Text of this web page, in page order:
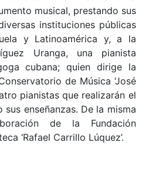
musical, prestando sus
instituciones públicas
y Latinoamérica y, a la
Uranga, una pianista
cubana; quien dirige la
de Música ‘José
pianistas que realizarán el
enseñanzas. De la misma
de la Fundación
‘Rafael Carrillo Lúquez’.